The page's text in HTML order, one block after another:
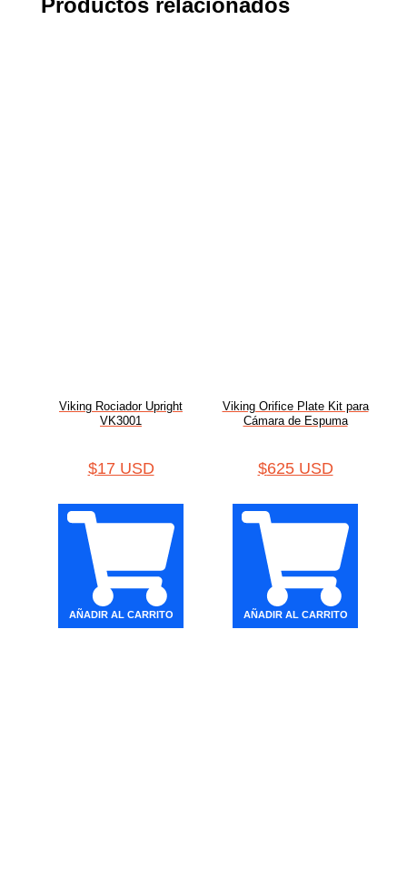
Productos relacionados
Viking Rociador Upright
VK3001
$17 USD
AÑADIR AL CARRITO
Viking Orifice Plate Kit para
Cámara de Espuma
$625 USD
AÑADIR AL CARRITO